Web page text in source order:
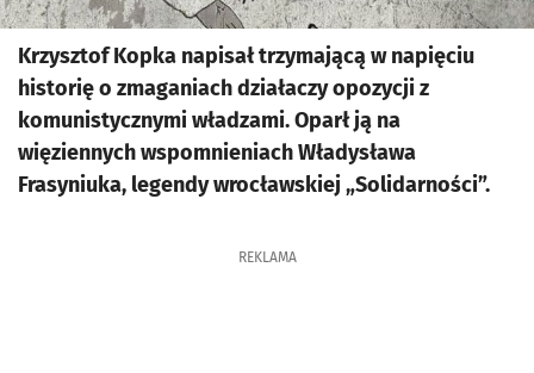
Krzysztof Kopka napisał trzymającą w napięciu
historię o zmaganiach działaczy opozycji z
komunistycznymi władzami. Oparł ją na
więziennych wspomnieniach Władysława
Frasyniuka, legendy wrocławskiej „Solidarności”.
REKLAMA